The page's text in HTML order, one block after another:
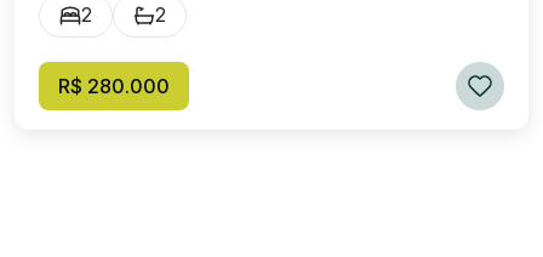
2 2
R$ 280.000